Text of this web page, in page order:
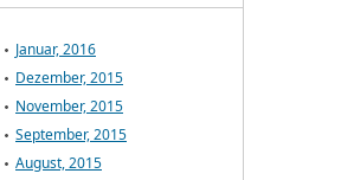
Januar, 2016
Dezember, 2015
November, 2015
September, 2015
August, 2015